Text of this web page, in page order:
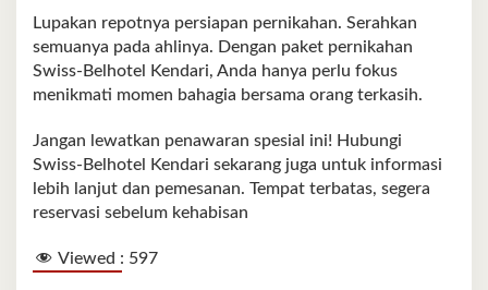
Lupakan repotnya persiapan pernikahan. Serahkan
semuanya pada ahlinya. Dengan paket pernikahan
Swiss-Belhotel Kendari, Anda hanya perlu fokus
menikmati momen bahagia bersama orang terkasih.
Jangan lewatkan penawaran spesial ini! Hubungi
Swiss-Belhotel Kendari sekarang juga untuk informasi
lebih lanjut dan pemesanan. Tempat terbatas, segera
reservasi sebelum kehabisan
Viewed : 597